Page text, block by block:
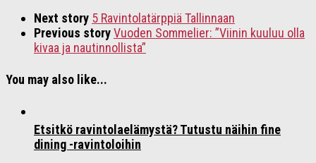
Next story 5 Ravintolatärppiä Tallinnaan
Previous storyVuoden Sommelier: ”Viinin kuuluu olla
kivaa ja nautinnollista”
You may also like...
Etsitkö ravintolaelämystä? Tutustu näihin fine
dining -ravintoloihin